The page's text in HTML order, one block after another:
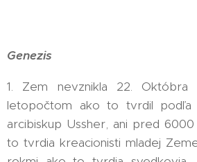
Genezis
1. Zem nevznikla 22.
letopočtom ako to tvrdil
arcibiskup Ussher, ani pred
to tvrdia kreacionisti mladej